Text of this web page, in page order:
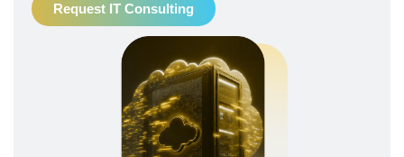
Request IT Consulting